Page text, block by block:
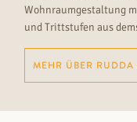
Wohnraumgestaltung
und Trittstufen aus
MEHR ÜBER